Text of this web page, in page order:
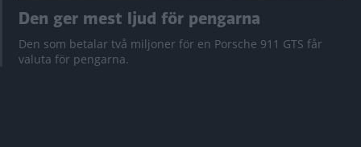
Den ger mest ljud för pengarna
Den som betalar två miljoner för en Porsche 911 GTS får
valuta för pengarna.